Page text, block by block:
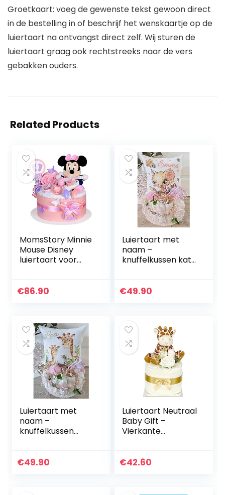
Groetkaart: voeg de gewenste tekst gewoon direct
in de bestelling in of beschrijf het wenskaartje op de
luiertaart na ontvangst direct zelf. Wij sturen de
luiertaart graag ook rechtstreeks naar de vers
gebakken ouders.
Related Products
MomsStory Minnie
Mouse Disney
luiertaart voor
geboorte, doop,
€86.90
Luiertaart met
naam –
knuffelkussen kat I
babyshower,
€49.90
Luiertaart met
naam –
knuffelkussen
grijpling – cadeau,
€49.90
Luiertaart Neutraal
Baby Gift –
Vierkante
babysokken en
€42.60